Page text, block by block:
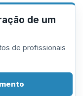
de um
de profissionais